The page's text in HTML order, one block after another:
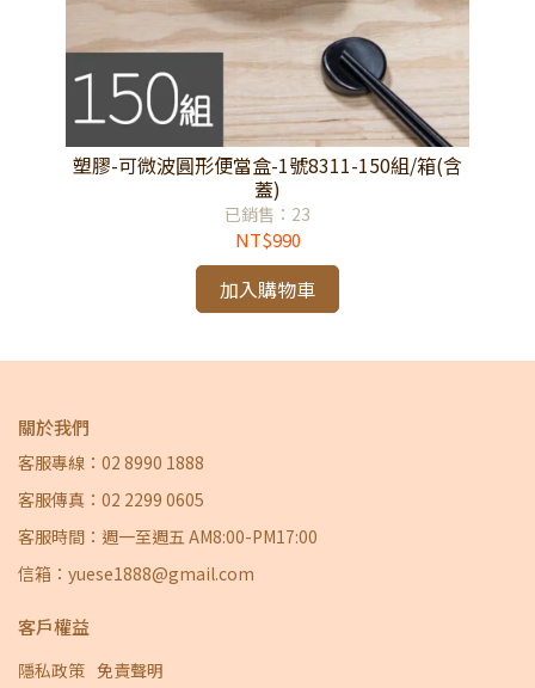
塑膠-可微波圓形便當盒-1號8311-150組/箱(含
蓋)
已銷售：23
NT$990
加入購物車
關於我們
客服專線：02 8990 1888
客服傳真：02 2299 0605
客服時間：週一至週五 AM8:00-PM17:00
信箱：yuese1888@gmail.com
客戶權益
隱私政策 免責聲明